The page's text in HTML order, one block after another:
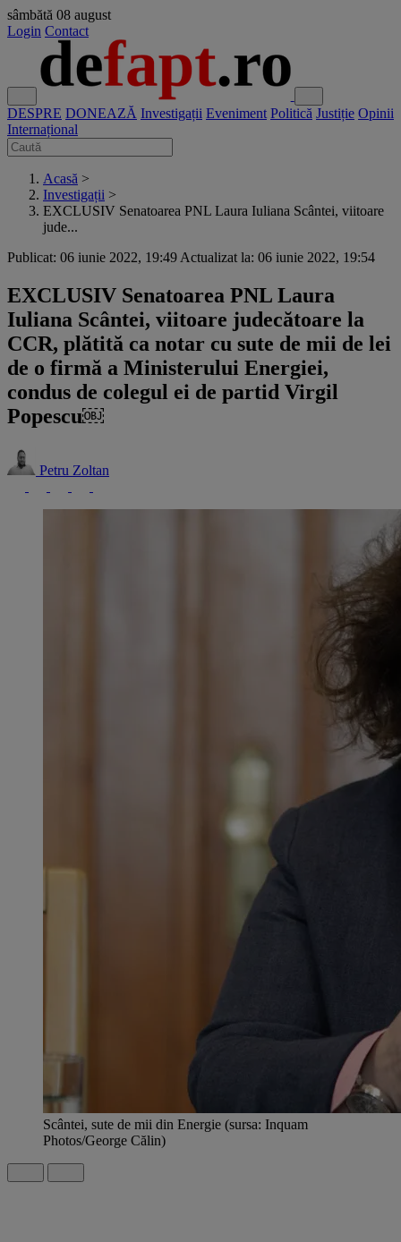
sâmbătă 08 august
Login Contact
DESPRE DONEAZĂ Investigații Eveniment Politică Justiție Opinii
Internațional
Acasă >
Investigații >
EXCLUSIV Senatoarea PNL Laura Iuliana Scântei, viitoare
jude...
Publicat: 06 iunie 2022, 19:49 Actualizat la: 06 iunie 2022, 19:54
EXCLUSIV Senatoarea PNL Laura
Iuliana Scântei, viitoare judecătoare la
CCR, plătită ca notar cu sute de mii de lei
de o firmă a Ministerului Energiei,
condus de colegul ei de partid Virgil
Popescu￼
Petru Zoltan
Scântei, sute de mii din Energie (sursa: Inquam
Photos/George Călin)